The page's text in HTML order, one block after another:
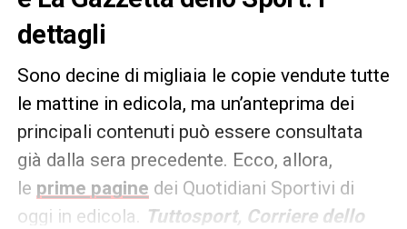
dettagli
Sono decine di migliaia le copie vendute tutte
le mattine in edicola, ma un’anteprima dei
principali contenuti può essere consultata
già dalla sera precedente. Ecco, allora,
le prime pagine dei Quotidiani Sportivi di
oggi in edicola.
Tuttosport, Corriere dello